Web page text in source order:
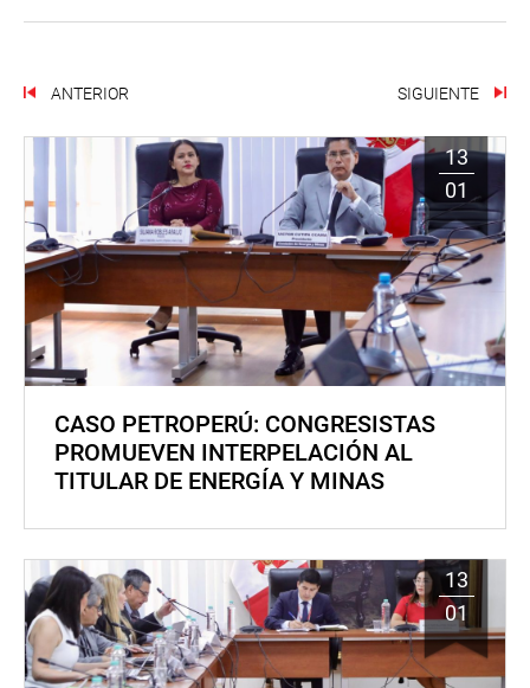
ANTERIOR SIGUIENTE
13
01
CASO PETROPERÚ: CONGRESISTAS
PROMUEVEN INTERPELACIÓN AL
TITULAR DE ENERGÍA Y MINAS
13
01